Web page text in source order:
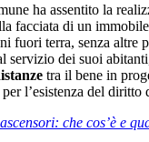
ha assentito la
facciata di un
fuori terra, senza altre
servizio dei suoi
tra il bene in
l’esistenza del diritto
che cos’è e